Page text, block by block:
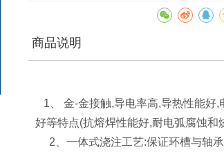
商品说明
1、 金-金接触,导电率高,导热性能好
好等特点(抗熔焊性能好,耐电弧腐蚀和
2、一体式浇注工艺:保证环槽与轴承